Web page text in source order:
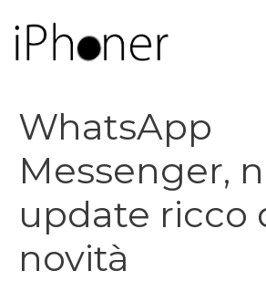
contenuto
WhatsApp
Messenger,
update ricco
novità